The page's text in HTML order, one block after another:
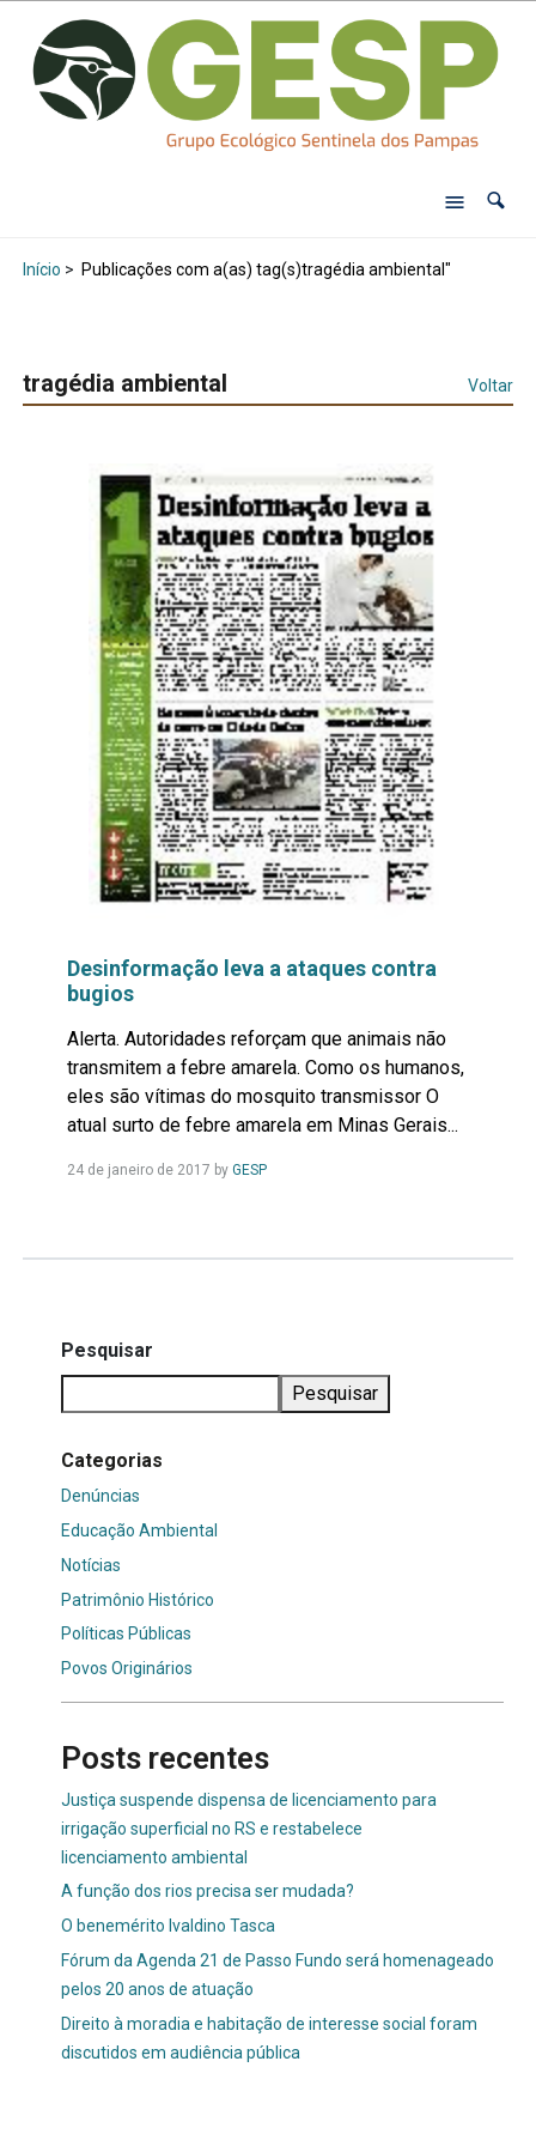
Início > Publicações com a(as) tag(s)tragédia ambiental"
tragédia ambiental Voltar
Desinformação leva a ataques contra
bugios
Alerta. Autoridades reforçam que animais não
transmitem a febre amarela. Como os humanos,
eles são vítimas do mosquito transmissor O
atual surto de febre amarela em Minas Gerais...
24 de janeiro de 2017 by GESPLeia
Pesquisar
Pesquisar
Categorias
Denúncias
Educação Ambiental
Notícias
Patrimônio Histórico
Políticas Públicas
Povos Originários
Posts recentes
Justiça suspende dispensa de licenciamento para
irrigação superficial no RS e restabelece
licenciamento ambiental
A função dos rios precisa ser mudada?
O benemérito Ivaldino Tasca
Fórum da Agenda 21 de Passo Fundo será homenageado
pelos 20 anos de atuação
Direito à moradia e habitação de interesse social foram
discutidos em audiência pública